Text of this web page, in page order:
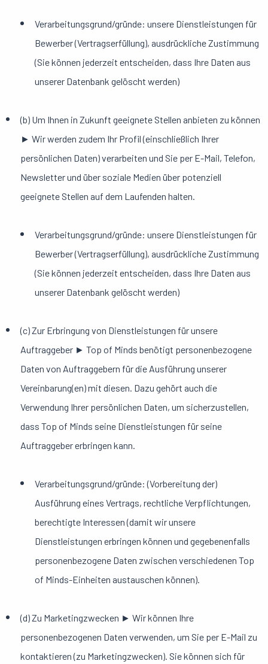
Verarbeitungsgrund/gründe: unsere Dienstleistungen für
Bewerber (Vertragserfüllung), ausdrückliche Zustimmung
(Sie können jederzeit entscheiden, dass Ihre Daten aus
unserer Datenbank gelöscht werden)
(b) Um Ihnen in Zukunft geeignete Stellen anbieten zu können
► Wir werden zudem Ihr Profil (einschließlich Ihrer
persönlichen Daten) verarbeiten und Sie per E-Mail, Telefon,
Newsletter und über soziale Medien über potenziell
geeignete Stellen auf dem Laufenden halten.
Verarbeitungsgrund/gründe: unsere Dienstleistungen für
Bewerber (Vertragserfüllung), ausdrückliche Zustimmung
(Sie können jederzeit entscheiden, dass Ihre Daten aus
unserer Datenbank gelöscht werden)
(c) Zur Erbringung von Dienstleistungen für unsere
Auftraggeber ► Top of Minds benötigt personenbezogene
Daten von Auftraggebern für die Ausführung unserer
Vereinbarung(en) mit diesen. Dazu gehört auch die
Verwendung Ihrer persönlichen Daten, um sicherzustellen,
dass Top of Minds seine Dienstleistungen für seine
Auftraggeber erbringen kann.
Verarbeitungsgrund/gründe: (Vorbereitung der)
Ausführung eines Vertrags, rechtliche Verpflichtungen,
berechtigte Interessen (damit wir unsere
Dienstleistungen erbringen können und gegebenenfalls
personenbezogene Daten zwischen verschiedenen Top
of Minds-Einheiten austauschen können).
(d) Zu Marketingzwecken ► Wir können Ihre
personenbezogenen Daten verwenden, um Sie per E-Mail zu
kontaktieren (zu Marketingzwecken). Sie können sich für